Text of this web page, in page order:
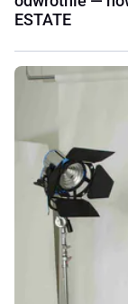
ESTATE